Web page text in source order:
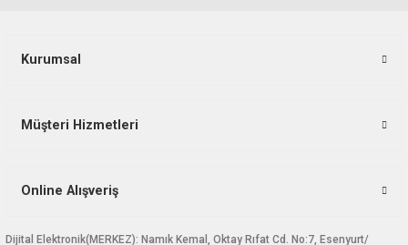
Kurumsal
Müşteri Hizmetleri
Online Alışveriş
Dijital Elektronik(MERKEZ): Namık Kemal, Oktay Rıfat Cd. No:7, Esenyurt/